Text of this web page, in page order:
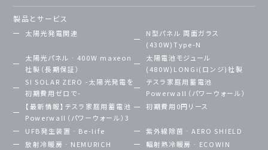
製品とサービス
太陽光発電関連
N型パネル 両面ガラス
(430W)Type-N
太陽光パネル‐400W maxeon
社製（長期保証）
太陽電池モジュール
(480W)LONGi(ロンジ)社製
SI SOLAR ZERO -太陽光発電を
初期費用ゼロで-
テスラ家庭用蓄電池
Powerwall（パワーウォール）
【最新情報】テスラ家庭用蓄電池
Powerwall（パワーウォール）3
初期費用0円リース
UFB発生装置‐Be-life
紫外線除菌‐AERO SHIELD
放射冷暖房‐NEMURICH
輻射熱冷暖房‐ECOWIN